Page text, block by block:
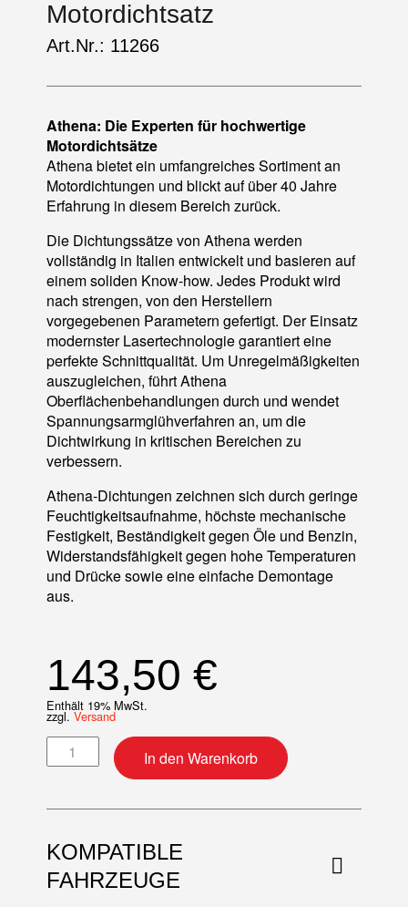
Motordichtsatz
Art.Nr.: 11266
Athena: Die Experten für hochwertige
Motordichtsätze
Athena bietet ein umfangreiches Sortiment an
Motordichtungen und blickt auf über 40 Jahre
Erfahrung in diesem Bereich zurück.
Die Dichtungssätze von Athena werden
vollständig in Italien entwickelt und basieren auf
einem soliden Know-how. Jedes Produkt wird
nach strengen, von den Herstellern
vorgegebenen Parametern gefertigt. Der Einsatz
modernster Lasertechnologie garantiert eine
perfekte Schnittqualität. Um Unregelmäßigkeiten
auszugleichen, führt Athena
Oberflächenbehandlungen durch und wendet
Spannungsarmglühverfahren an, um die
Dichtwirkung in kritischen Bereichen zu
verbessern.
Athena-Dichtungen zeichnen sich durch geringe
Feuchtigkeitsaufnahme, höchste mechanische
Festigkeit, Beständigkeit gegen Öle und Benzin,
Widerstandsfähigkeit gegen hohe Temperaturen
und Drücke sowie eine einfache Demontage
aus.
143,50 €
Enthält 19% MwSt.
zzgl. Versand
Motordichtsatz MengeIn den Warenkorb
KOMPATIBLE
FAHRZEUGE